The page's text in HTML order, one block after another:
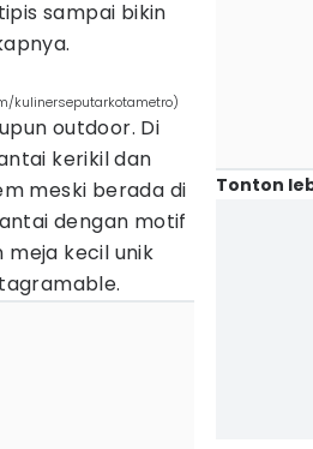
sampai bikin
kulinerseputarkotametro)
outdoor. Di
kerikil dan
meski berada di
dengan motif
kecil unik
Tonton